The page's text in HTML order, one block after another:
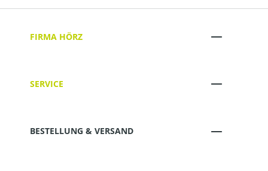
FIRMA HÖRZ
SERVICE
BESTELLUNG & VERSAND